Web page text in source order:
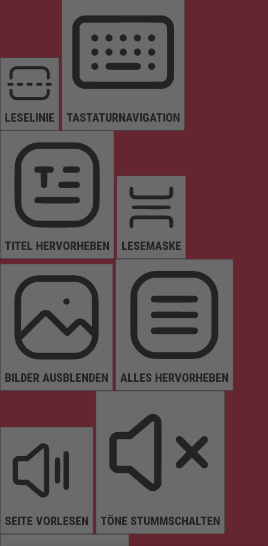
LESELINIE TASTATURNAVIGATION
TITEL HERVORHEBEN LESEMASKE
BILDER AUSBLENDEN ALLES HERVORHEBEN
SEITE VORLESEN TÖNE STUMMSCHALTEN